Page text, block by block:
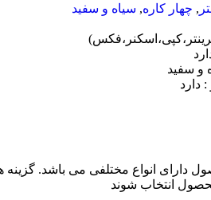
, چهار کاره, سیاه و سفید
و سفید
دارد
دارای انواع مختلفی می باشد. گزینه
انتخاب شوند